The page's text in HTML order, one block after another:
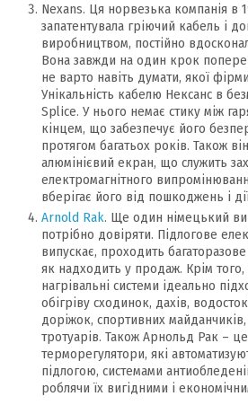
Nexans. Ця норвезька компанія в
запатентувала гріючий кабель і
виробництвом, постійно
Вона завжди на один крок
не варто навіть думати, якої
Унікальність кабелю Нексанс в
Splice. У нього немає стику між
кінцем, що забезпечує його
протягом багатьох років. Також
алюмінієвий екран, що служить
електромагнітного
вберігає його від пошкоджень і
Arnold Rak. Ще один німецький
потрібно довіряти. Підлогове
випускає, проходить
як надходить у продаж. Крім того,
нагрівальні системи ідеально
обігріву сходинок, дахів,
доріжок, спортивних майданчиків,
тротуарів. Також Арнольд Рак –
терморегулятори, які
підлогою, системами
роблячи їх вигідними і